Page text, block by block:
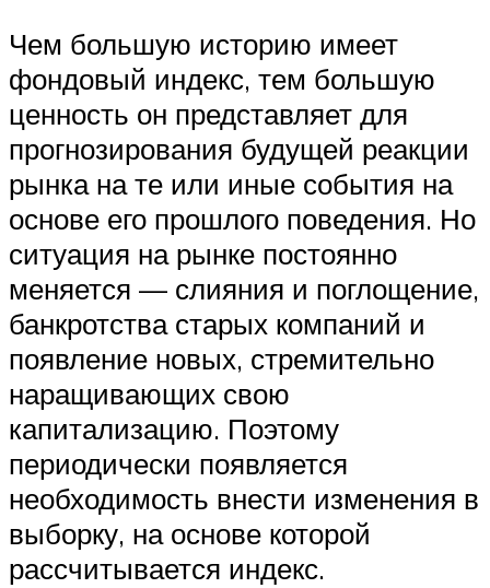
Чем большую историю имеет
фондовый индекс, тем большую
ценность он представляет для
прогнозирования будущей реакции
рынка на те или иные события на
основе его прошлого поведения. Но
ситуация на рынке постоянно
меняется — слияния и поглощение,
банкротства старых компаний и
появление новых, стремительно
наращивающих свою
капитализацию. Поэтому
периодически появляется
необходимость внести изменения в
выборку, на основе которой
рассчитывается индекс.